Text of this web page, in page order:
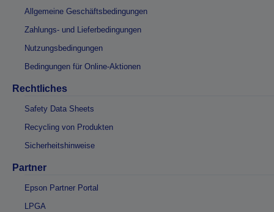
Allgemeine Geschäftsbedingungen
Zahlungs- und Lieferbedingungen
Nutzungsbedingungen
Bedingungen für Online-Aktionen
Rechtliches
Safety Data Sheets
Recycling von Produkten
Sicherheitshinweise
Partner
Epson Partner Portal
LPGA